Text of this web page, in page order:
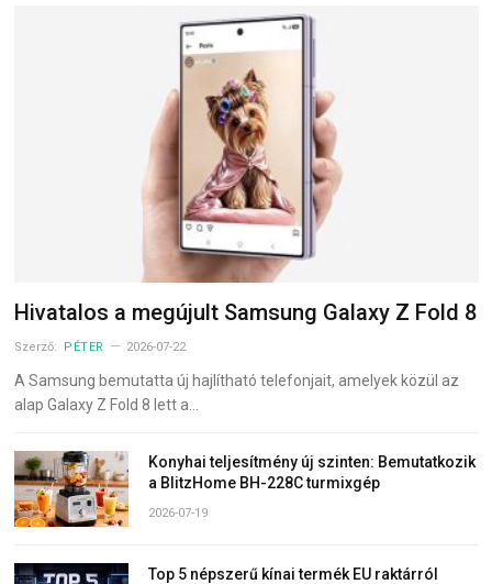
Hivatalos a megújult Samsung Galaxy Z Fold 8
Szerző: PÉTER 2026-07-22
A Samsung bemutatta új hajlítható telefonjait, amelyek közül az
alap Galaxy Z Fold 8 lett a…
Konyhai teljesítmény új szinten: Bemutatkozik
a BlitzHome BH-228C turmixgép
2026-07-19
Top 5 népszerű kínai termék EU raktárról